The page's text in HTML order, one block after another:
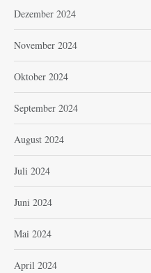
Dezember 2024
November 2024
Oktober 2024
September 2024
August 2024
Juli 2024
Juni 2024
Mai 2024
April 2024